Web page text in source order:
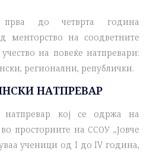
до четврта година
менторство на соодветните
на повеќе натпревари:
регионални, републички.
НАТПРЕВАР
натпревар кој се одржа на
просториите на ССОУ ,,Јовче
ученици од I до IV година,